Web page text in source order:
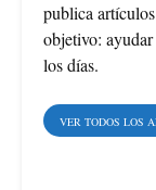
t
publica
objetivo:
los días.
VER TODOS LOS